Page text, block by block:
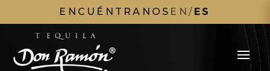
ENCUÉNTRANOS EN / ES